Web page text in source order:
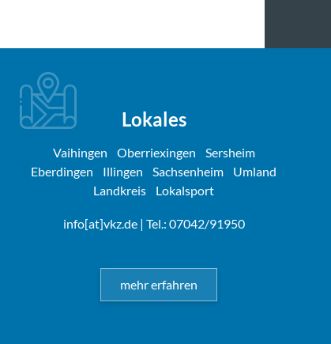
Lokales
Vaihingen Oberriexingen
Sersheim
Eberdingen
Illingen Sachsenheim
Umland
Landkreis
Lokalsport
info[at]vkz.de| Tel.: 07042/91950
mehr erfahren